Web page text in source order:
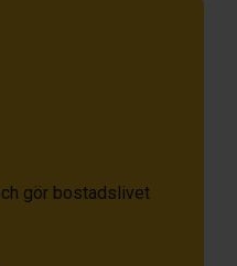
gör bostadslivet